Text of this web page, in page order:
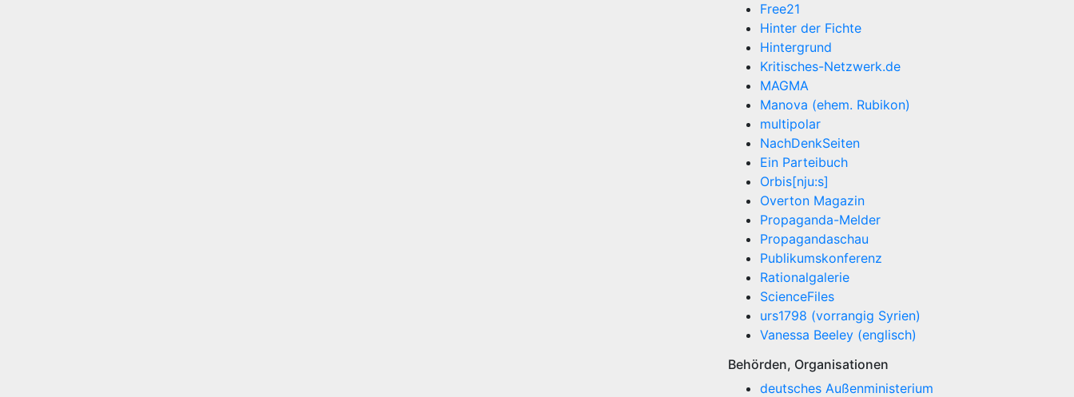
Free21
Hinter der Fichte
Hintergrund
Kritisches-Netzwerk.de
MAGMA
Manova (ehem. Rubikon)
multipolar
NachDenkSeiten
Ein Parteibuch
Orbis[nju:s]
Overton Magazin
Propaganda-Melder
Propagandaschau
Publikumskonferenz
Rationalgalerie
ScienceFiles
urs1798 (vorrangig Syrien)
Vanessa Beeley (englisch)
Behörden, Organisationen
deutsches Außenministerium